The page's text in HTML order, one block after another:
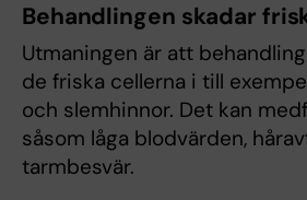
Behandlingen skadar
Utmaningen är att
de friska cellerna i till
och slemhinnor. Det kan
såsom låga blodvärden,
tarmbesvär.